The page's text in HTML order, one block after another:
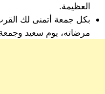
العظيمة.
بكل جمعة أتمنى لك
مرضاته، يوم سعيد